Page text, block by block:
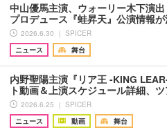
中山優馬主演、ウォーリー木下演
プロデュース『蛙昇天』公演情報が
2026.6.30 ｜ SPICER
ニュース
舞台
内野聖陽主演『リア王 -KING
ト動画＆上演スケジュール詳細、
2026.6.25 ｜ SPICER
ニュース
動画 舞台